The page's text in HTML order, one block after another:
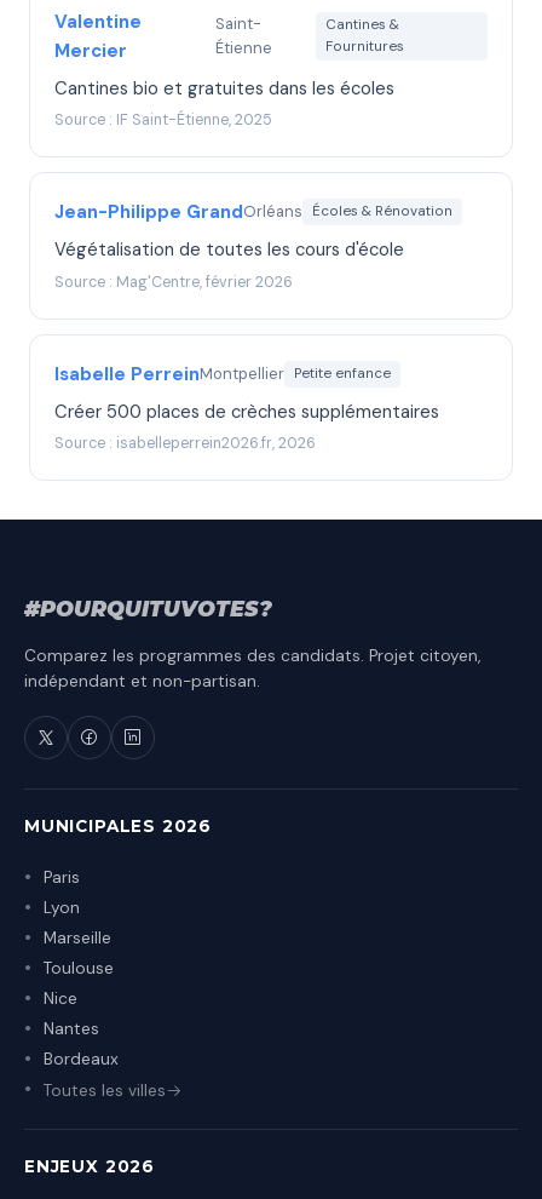
Valentine
Mercier
Saint-
Étienne
Cantines &
Fournitures
Cantines bio et gratuites dans les écoles
Source : IF Saint-Étienne, 2025
Jean-Philippe GrandOrléans Écoles & Rénovation
Végétalisation de toutes les cours d'école
Source : Mag'Centre, février 2026
Isabelle PerreinMontpellier Petite enfance
Créer 500 places de crèches supplémentaires
Source : isabelleperrein2026.fr, 2026
#POURQUITUVOTES?
Comparez les programmes des candidats. Projet citoyen,
indépendant et non-partisan.
MUNICIPALES 2026
Paris
Lyon
Marseille
Toulouse
Nice
Nantes
Bordeaux
Toutes les villes
ENJEUX 2026